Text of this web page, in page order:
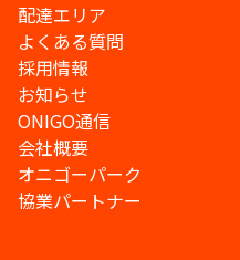
配達エリア
よくある質問
採用情報
お知らせ
ONIGO通信
会社概要
オニゴーパーク
協業パートナー